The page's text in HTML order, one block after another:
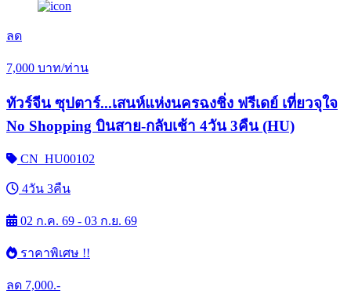
ลด
7,000 บาท/ท่าน
ทัวร์จีน ซุปตาร์...เสนห์แห่งนครฉงชิ่ง ฟรีเดย์ เที่ยวจุใจ
No Shopping บินสาย-กลับเช้า 4วัน 3คืน (HU)
CN_HU00102
4วัน 3คืน
02 ก.ค. 69 - 03 ก.ย. 69
ราคาพิเศษ !!
ลด 7,000.-